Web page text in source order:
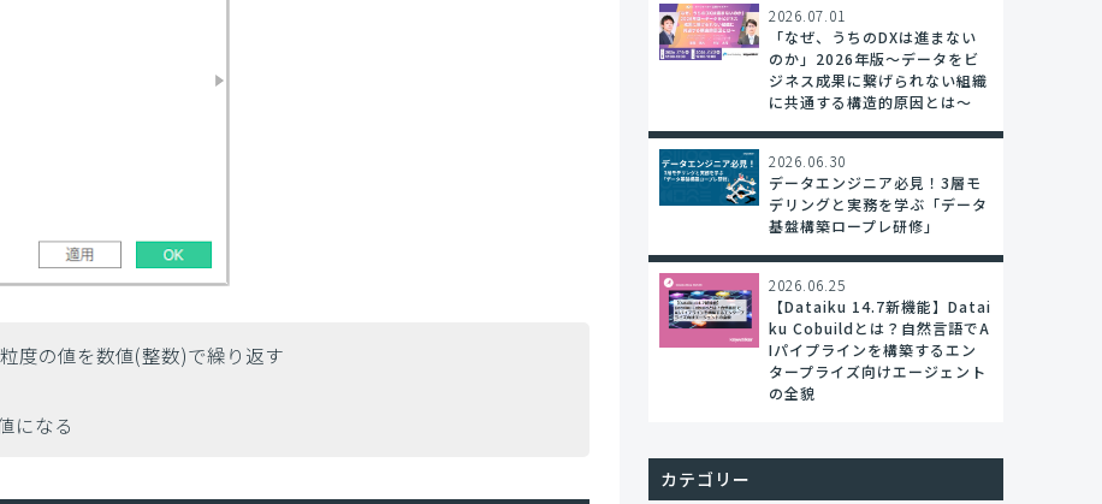
度の値を数値(整数)で繰り返す
になる
2026.07.01
「なぜ、うちのDXは進まない
のか」2026年版～データをビ
ジネス成果に繋げられない組織
に共通する構造的原因とは～
2026.06.30
データエンジニア必見！3層モ
デリングと実務を学ぶ「データ
基盤構築ロープレ研修」
2026.06.25
【Dataiku 14.7新機能】Datai
ku Cobuildとは？自然言語でA
Iパイプラインを構築するエン
タープライズ向けエージェント
の全貌
カテゴリー